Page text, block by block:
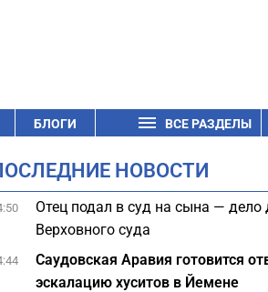
БЛОГИ ВСЕ РАЗДЕЛЫ
НОВОСТИ
Отец подал в суд на сына —
Верховного суда
Саудовская Аравия готовится
эскалацию хуситов в Йемене